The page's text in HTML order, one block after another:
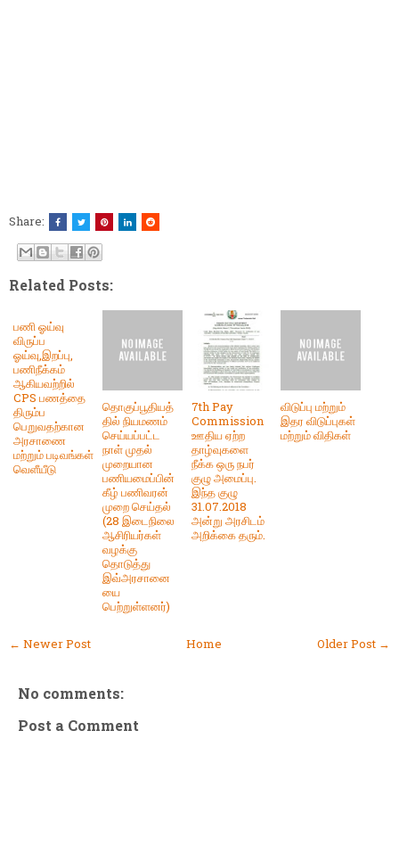
Share:
Related Posts:
பணி ஓய்வு
விருப்ப
ஓய்வு,இறப்பு,
பணிநீக்கம்
ஆகியவற்றில்
CPS பணத்தை
திரும்ப
பெறுவதற்கான
அரசாணை
மற்றும் படிவங்கள்
வெளீயீடு
தொகுப்பூதியத்
தில் நியமணம்
செய்யப்பட்ட
நாள் முதல்
முறையான
பணியமைப்பின்
கீழ் பணிவரன்
முறை செய்தல்
(28 இடைநிலை
ஆசிரியர்கள்
வழக்கு
தொடுத்து
இவ்அரசானை
யை
பெற்றுள்ளனர்)
7th Pay
Commission
ஊதிய ஏற்ற
தாழ்வுகளை
நீக்க ஒரு நபர்
குழு அமைப்பு.
இந்த குழு
31.07.2018
அன்று அரசிடம்
அறிக்கை தரும்.
விடுப்பு மற்றும்
இதர விடுப்புகள்
மற்றும் விதிகள்
← Newer Post Older Post →
Home
No comments:
Post a Comment